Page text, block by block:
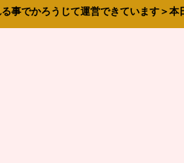
事でかろうじて運営できています＞